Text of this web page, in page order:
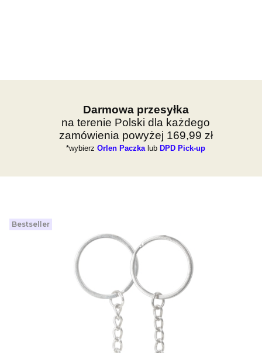
Darmowa przesyłka
na terenie Polski dla każdego
zamówienia powyżej 169,99 zł
*wybierz Orlen Paczkalub DPD Pick-up
Bestseller